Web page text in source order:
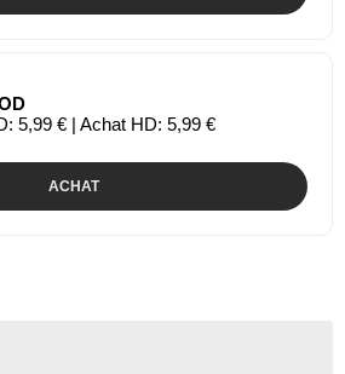
5,99 € | Achat HD: 5,99 €
ACHAT